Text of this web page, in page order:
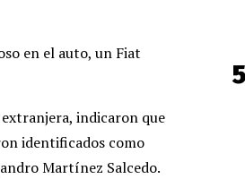
en el auto, un Fiat
indicaron que
identificados como
Martínez Salcedo.